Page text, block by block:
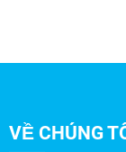
VỀ CHÚNG